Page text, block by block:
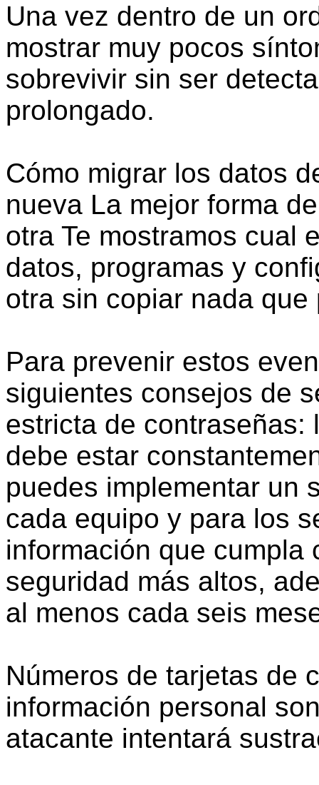
Una vez dentro de un
mostrar muy pocos
sobrevivir sin ser
prolongado.
Cómo migrar los datos
nueva La mejor forma
otra Te mostramos cual
datos, programas y
otra sin copiar nada
Para prevenir estos
siguientes consejos de
estricta de contraseñas:
debe estar
puedes implementar un
cada equipo y para los
información que cumpla
seguridad más altos,
al menos cada seis
Números de tarjetas de
información personal
atacante intentará